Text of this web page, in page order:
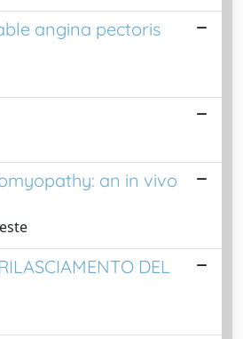
angina pectoris
an in vivo
DEL